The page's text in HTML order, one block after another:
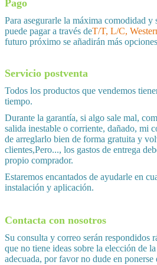
Pago
Para asegurarle la máxima comodidad y
puede pagar a través deT/T, L/C,
futuro próximo se añadirán más
Servicio postventa
Todos los productos que vendemos
tiempo.
Durante la garantía, si algo sale mal,
salida inestable o corriente, dañado, mi
de arreglarlo bien de forma gratuita y
clientes,Pero..., los gastos de entrega
propio comprador.
Estaremos encantados de ayudarle en
instalación y aplicación.
Contacta con nosotros
Su consulta y correo serán respondidos
que no tiene ideas sobre la elección de
adecuada, por favor no dude en